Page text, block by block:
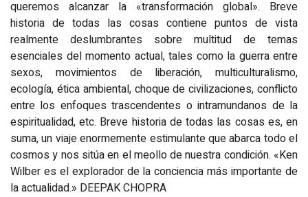
queremos alcanzar la «transformación global». Breve
historia de todas las cosas contiene puntos de vista
realmente deslumbrantes sobre multitud de temas
esenciales del momento actual, tales como la guerra entre
sexos, movimientos de liberación, multiculturalismo,
ecología, ética ambiental, choque de civilizaciones, conflicto
entre los enfoques trascendentes o intramundanos de la
espiritualidad, etc. Breve historia de todas las cosas es, en
suma, un viaje enormemente estimulante que abarca todo el
cosmos y nos sitúa en el meollo de nuestra condición. «Ken
Wilber es el explorador de la conciencia más importante de
la actualidad.» DEEPAK CHOPRA